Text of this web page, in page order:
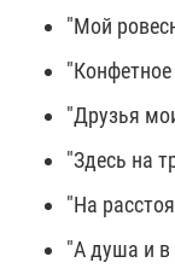
"Мой
"Друзья
"Здесь на
"На
"А душа и в